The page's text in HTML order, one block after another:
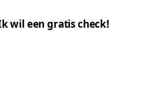
wil een gratis check!